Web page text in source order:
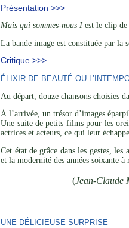
Présentation >>>
Mais qui sommes-nous I est le clip
La bande image est constituée par la
Critique >>>
ÉLIXIR DE BEAUTÉ OU
Au départ, douze chansons choisies
À l’arrivée, un trésor d’images
Une suite de petits films pour les
actrices et acteurs, ce qui leur
Cet état de grâce dans les gestes,
et la modernité des années soixante
(Jean-Claude
UNE DÉLICIEUSE SURPRISE